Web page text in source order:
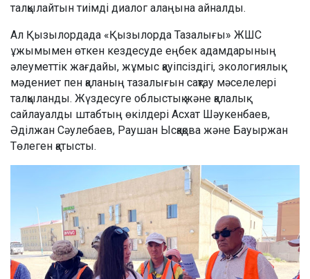
талқылайтын тиімді диалог алаңына айналды.
Ал Қызылордада «Қызылорда Тазалығы» ЖШС
ұжымымен өткен кездесуде еңбек адамдарының
әлеуметтік жағдайы, жұмыс қауіпсіздігі, экологиялық
мәдениет пен қаланың тазалығын сақтау мәселелері
талқыланды. Жүздесуге облыстық және қалалық
сайлауалды штабтың өкілдері Асхат Шәукенбаев,
Әділжан Сәулебаев, Раушан Ысқақова және Бауыржан
Төлеген қатысты.